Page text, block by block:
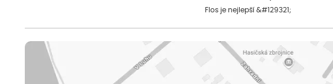
Flos je nejlepší &#129321;